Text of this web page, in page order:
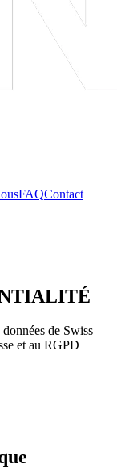
FAQContact
de Swiss
et au RGPD